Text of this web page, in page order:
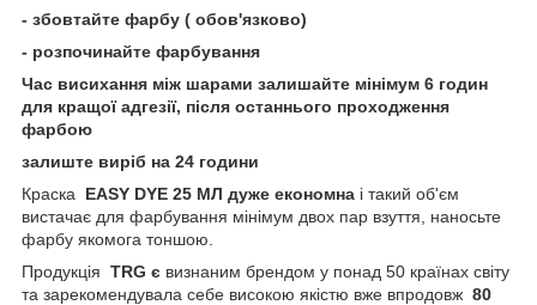
- збовтайте фарбу ( обов'язково)
- розпочинайте фарбування
Час висихання між шарами залишайте мінімум 6 годин
для кращої адгезії, після останнього проходження
фарбою
залиште виріб на 24 години
Краска EASY DYE 25 МЛ дуже економна і такий об'єм
вистачає для фарбування мінімум двох пар взуття, наносьте
фарбу якомога тоншою.
Продукція TRG є визнаним брендом у понад 50 країнах світу
та зарекомендувала себе високою якістю вже впродовж 80